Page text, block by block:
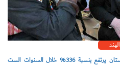
الهند
وزير السياحة: عدد السياح الأجانب إلى راجستان يرتفع بنسبة 336% خلال السنوات الست